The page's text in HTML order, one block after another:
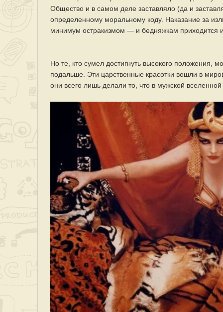
Общество и в самом деле заставляло (да и
определенному моральному коду. Наказание за
минимум остракизмом — и бедняжкам приходится
Но те, кто сумел достигнуть высокого положения,
подальше. Эти царственные красотки вошли в
они всего лишь делали то, что в мужской вселенной